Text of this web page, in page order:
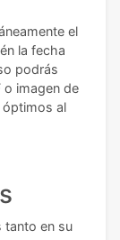
el
la fecha
podrás
o imagen de
óptimos al
tanto en su